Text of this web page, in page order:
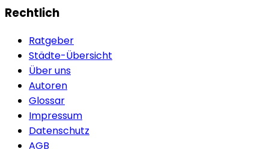
Rechtlich
Ratgeber
Städte-Übersicht
Über uns
Autoren
Glossar
Impressum
Datenschutz
AGB